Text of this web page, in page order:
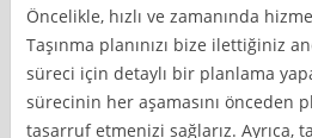
Öncelikle, hızlı ve zamanında
Taşınma planınızı bize ilettiğiniz
süreci için detaylı bir planlama
sürecinin her aşamasını önceden
tasarruf etmenizi sağlarız. Ayrıca,